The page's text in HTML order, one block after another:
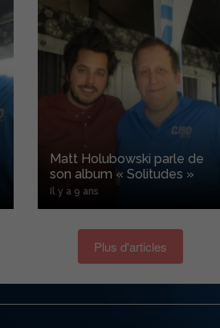
Matt Holubowski parle de
son album « Solitudes »
Il y a 9 ans
Plus d'articles